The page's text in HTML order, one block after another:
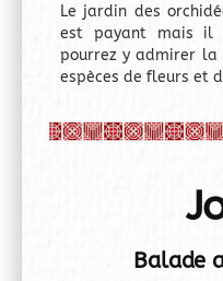
Le jardin des
est payant mais il
pourrez y admirer la
espèces de fleurs et
Balade